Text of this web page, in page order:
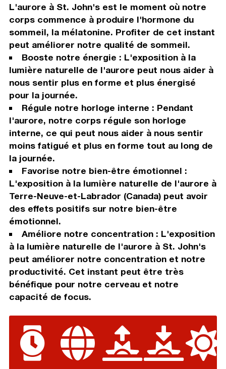
L'aurore à St. John's est le moment où notre
corps commence à produire l'hormone du
sommeil, la mélatonine. Profiter de cet instant
peut améliorer notre qualité de sommeil.
Booste notre énergie : L'exposition à la
lumière naturelle de l'aurore peut nous aider à
nous sentir plus en forme et plus énergisé
pour la journée.
Régule notre horloge interne : Pendant
l'aurore, notre corps régule son horloge
interne, ce qui peut nous aider à nous sentir
moins fatigué et plus en forme tout au long de
la journée.
Favorise notre bien-être émotionnel :
L'exposition à la lumière naturelle de l'aurore à
Terre-Neuve-et-Labrador (Canada) peut avoir
des effets positifs sur notre bien-être
émotionnel.
Améliore notre concentration : L'exposition
à la lumière naturelle de l'aurore à St. John's
peut améliorer notre concentration et notre
productivité. Cet instant peut être très
bénéfique pour notre cerveau et notre
capacité de focus.